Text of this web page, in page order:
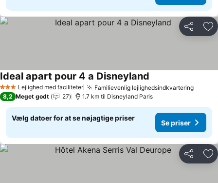
Del
3 StjernerLejlighed med faciliteter Familievenlig lejlighedsindkvartering
Ideal apart pour 4 a Disneyland
8,2 Meget godt 27 1.7 km til Disneyland Paris
Vælg datoer for at se nøjagtige priser
Se priser
Del